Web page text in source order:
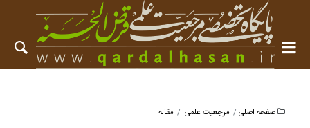
صفحه اصلی مرجعیت علمی مقاله